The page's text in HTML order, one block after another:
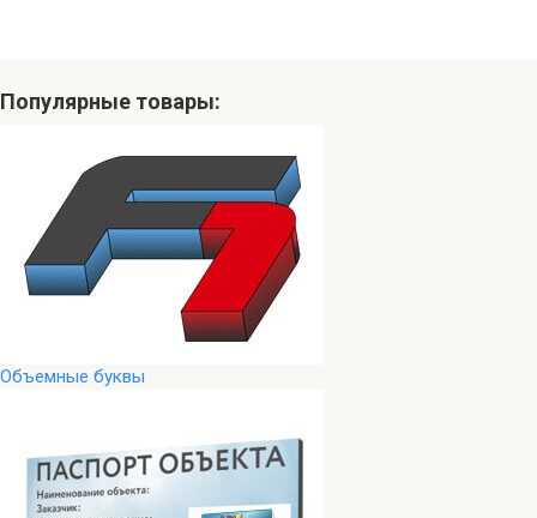
Популярные товары:
Объемные буквы